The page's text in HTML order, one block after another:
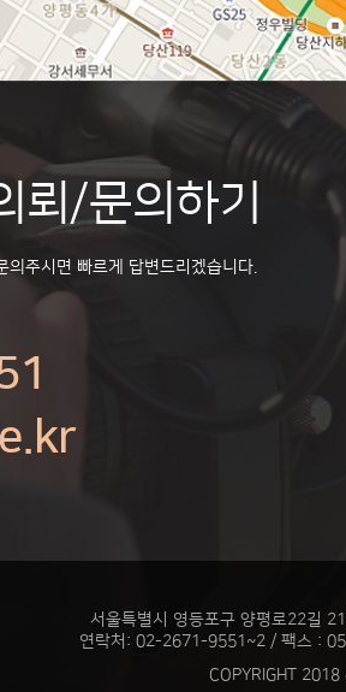
뢰/문의하기
주시면 빠르게 답변드리겠습니다.
서울특별시 영등포구 양평로22길
연락처: 02-2671-9551~2 / 팩스 :
COPYRIGHT